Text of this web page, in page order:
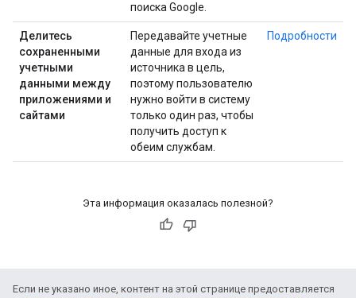
поиска Google.
Делитесь
сохраненными
учетными
данными между
приложениями и
сайтами
Передавайте учетные
данные для входа из
источника в цель,
поэтому пользователю
нужно войти в систему
только один раз, чтобы
получить доступ к
обеим службам.
Подробности
Эта информация оказалась полезной?
Если не указано иное, контент на этой странице предоставляется